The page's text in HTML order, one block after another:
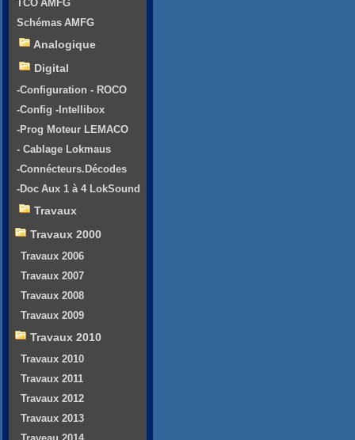
TCO AMFG
Schémas AMFG
Analogique
Digital
-Configuration - ROCO
-Config -Intellibox
-Prog Moteur LEMACO
- Cablage Lokmaus
-Connécteurs.Décodes
-Doc Aux 1 à 4 LokSound
Travaux
Travaux 2000
Travaux 2006
Travaux 2007
Travaux 2008
Travaux 2009
Travaux 2010
Travaux 2010
Travaux 2011
Travaux 2012
Travaux 2013